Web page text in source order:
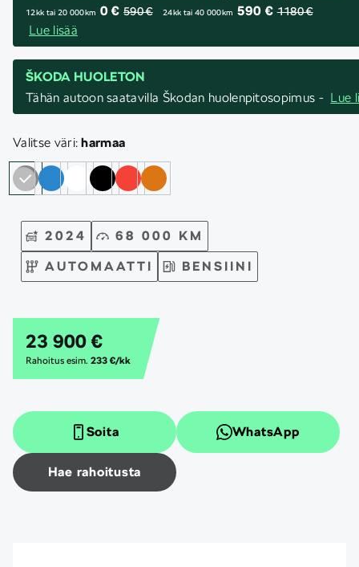
12kk tai 20 000km 0 € 590 € 24kk tai 40 000km 590 € 1180 €
Lue lisää
ŠKODA HUOLETON
Tähän autoon saatavilla Škodan huolenpitosopimus - Lue
Valitse väri:harmaa
23 900 €
Rahoitus esim. 233 €/kk
2024
68 000 KM
AUTOMAATTI
BENSIINI
Soita WhatsApp
Hae rahoitusta